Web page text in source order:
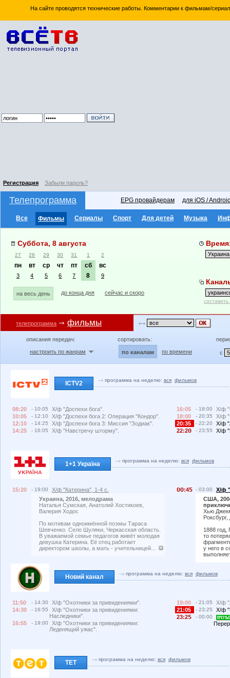
На сайте проводятся технические работы. Комментарии к фильмам/
Регистрация Забыли пароль?
Телепрограмма EPG провайдерам для iOS /
Все Фильмы Сериалы Спорт Для детей Музыка
Суббота, 8 августа
27 28 29 30 31 1 2
пн вт ср чт пт сб вс
3 4 5 6 7 8 9
на весь день до конца дня сейчас и скоро
телепрограмма фильмы
описания передач:
настроить по жанрам
сортировать:
по каналам по времени с
ICTV2 программа на неделю: вся фильмов
08:20 - 10:05
Х/ф "Доспехи бога".
10:05
- 12:10
Х/ф "Доспехи бога 2: Операция "Кондор".
12:10
- 14:25
Х/ф "Доспехи бога 3: Миссия "Зодиак".
14:25
- 16:05 Х/ф "Навстречу шторму".
16:05 - 18:00
Х/ф
18:00
- 20:35
Х/ф
20:35
- 22:20
Х/ф
22:2
- 23:55 Х/ф
1+1 Україна программа на неделю: вся фильмов
15:20 - 19:00
Х/ф "Катерина", 1-4 с.
Украина, 2016, мелодрама
Наталья Сумская, Анатолий Хостикоев,
Валерия Ходос
По мотивам одноимённой поэмы Тараса
Шевченко. Село Шуляки, Черкасская область.
В уважаемой семье педагогов живёт молодая
девушка Катерина. Её отец работает
директором школы, а мать - учительницей...
:4 - 03:00
Х/ф
США,
Хью
1888 год,
то
у него в
Новий канал программа на неделю: вся фильмов
11:50 - 14:30
Х/ф "Охотники за привидениями".
14:30
- 16:55
Х/ф "Охотники за привидениями:
Наследники".
16:55
- 19:00
Х/ф "Охотники за привидениями:
Леденящий ужас".
19:00 - 21:05
Х/ф
21:05
- 23:25
Х/ф
23:2
- 00:00
ТЕТ программа на неделю: вся фильмов